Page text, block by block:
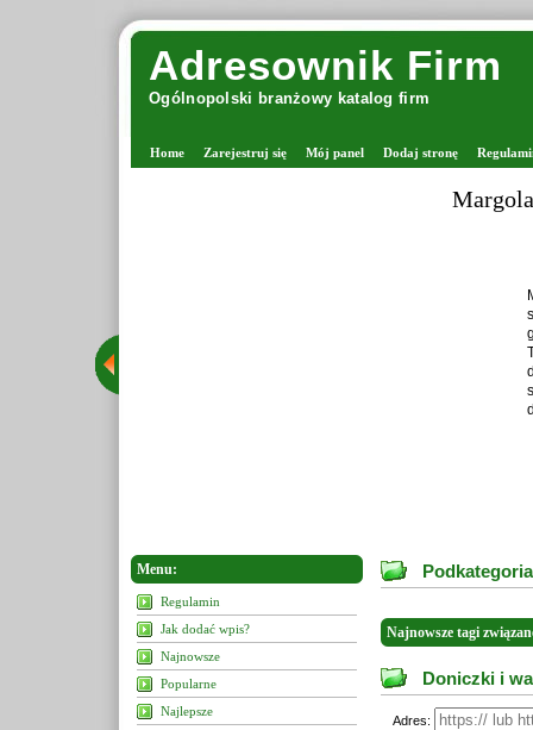
Adresownik Firm
Ogólnopolski branżowy katalog firm
Home Zarejestruj się Mój panel Dodaj stronę
Menu:
Regulamin
Jak dodać wpis?
Najnowsze
Popularne
Najlepsze
Najnowsze tagi
Doniczki i
Adres: